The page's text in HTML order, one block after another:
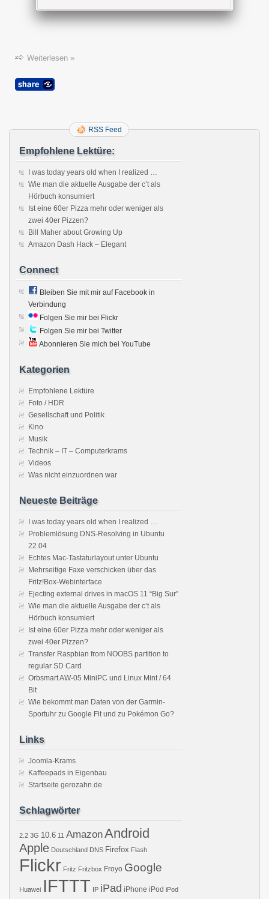
Weiterlesen »
RSS Feed
Empfohlene Lektüre:
I was today years old when I realized …
Wie man die aktuelle Ausgabe der c’t als
Hörbuch konsumiert
Ist eine 60er Pizza mehr oder weniger als
zwei 40er Pizzen?
Bill Maher about Growing Up
Amazon Dash Hack – Elegant
Connect
Bleiben Sie mit mir auf Facebook in
Verbindung
Folgen Sie mir bei Flickr
Folgen Sie mir bei Twitter
Abonnieren Sie mich bei YouTube
Kategorien
Empfohlene Lektüre
Foto / HDR
Gesellschaft und Politik
Kino
Musik
Technik – IT – Computerkrams
Videos
Was nicht einzuordnen war
Neueste Beiträge
I was today years old when I realized …
Problemlösung DNS-Resolving in Ubuntu
22.04
Echtes Mac-Tastaturlayout unter Ubuntu
Mehrseitige Faxe verschicken über das
Fritz!Box-Webinterface
Ejecting external drives in macOS 11 “Big Sur”
Wie man die aktuelle Ausgabe der c’t als
Hörbuch konsumiert
Ist eine 60er Pizza mehr oder weniger als
zwei 40er Pizzen?
Transfer Raspbian from NOOBS partition to
regular SD Card
Orbsmart AW-05 MiniPC und Linux Mint / 64
Bit
Wie bekommt man Daten von der Garmin-
Sportuhr zu Google Fit und zu Pokémon Go?
Links
Joomla-Krams
Kaffeepads in Eigenbau
Startseite gerozahn.de
Schlagwörter
2.2 3G 10.6 11 AmazonAndroid
Apple Deutschland DNS Firefox Flash
Flickr Fritz Fritzbox Froyo Google
Huawei IFTTT IP iPad iPhone iPod iPod